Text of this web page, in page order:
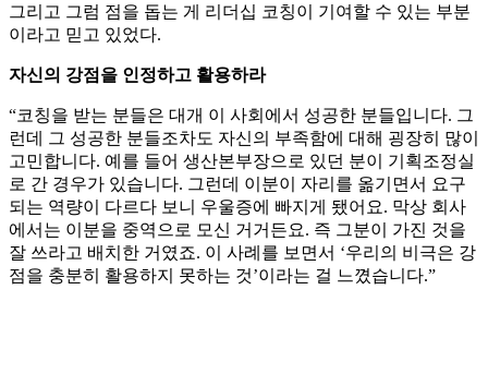
그리고 그럼 점을 돕는 게 리더십 코칭이 기여할 수 있는 부분
이라고 믿고 있었다.
자신의 강점을 인정하고 활용하라
“코칭을 받는 분들은 대개 이 사회에서 성공한 분들입니다. 그
런데 그 성공한 분들조차도 자신의 부족함에 대해 굉장히 많이
고민합니다. 예를 들어 생산본부장으로 있던 분이 기획조정실
로 간 경우가 있습니다. 그런데 이분이 자리를 옮기면서 요구
되는 역량이 다르다 보니 우울증에 빠지게 됐어요. 막상 회사
에서는 이분을 중역으로 모신 거거든요. 즉 그분이 가진 것을
잘 쓰라고 배치한 거였죠. 이 사례를 보면서 ‘우리의 비극은 강
점을 충분히 활용하지 못하는 것’이라는 걸 느꼈습니다.”